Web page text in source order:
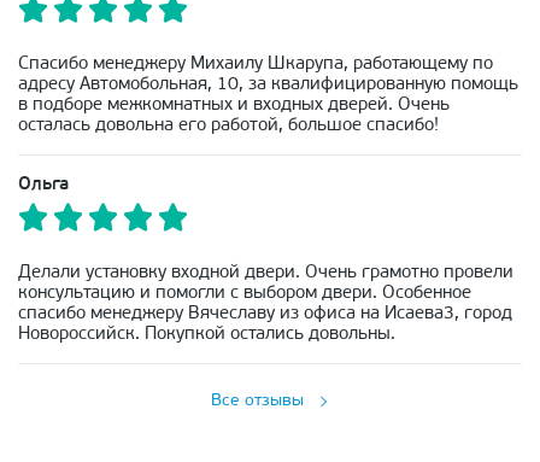
Спасибо менеджеру Михаилу Шкарупа, работающему по
адресу Автомобольная, 10, за квалифицированную помощь
в подборе межкомнатных и входных дверей. Очень
осталась довольна его работой, большое спасибо!
Ольга
Делали установку входной двери. Очень грамотно провели
консультацию и помогли с выбором двери. Особенное
спасибо менеджеру Вячеславу из офиса на Исаева3, город
Новороссийск. Покупкой остались довольны.
Все отзывы